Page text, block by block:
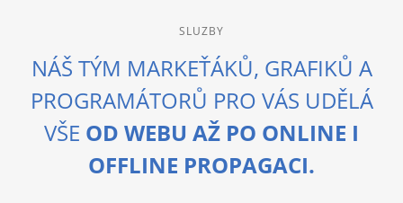
SLUZBY
NÁŠ TÝM MARKEŤÁKŮ, GRAFIKŮ A
PROGRAMÁTORŮ PRO VÁS UDĚLÁ
VŠE OD WEBU AŽ PO ONLINE I
OFFLINE PROPAGACI.